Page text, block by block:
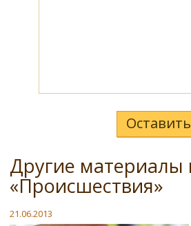
Другие материалы
«Происшествия»
21.06.2013